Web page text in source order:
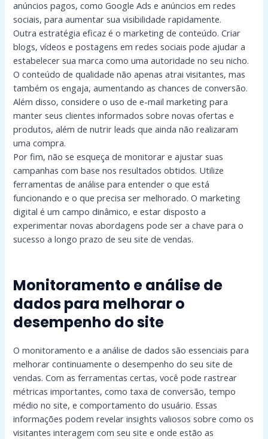
anúncios pagos, como Google Ads e anúncios em redes
sociais, para aumentar sua visibilidade rapidamente.
Outra estratégia eficaz é o marketing de conteúdo. Criar
blogs, vídeos e postagens em redes sociais pode ajudar a
estabelecer sua marca como uma autoridade no seu nicho.
O conteúdo de qualidade não apenas atrai visitantes, mas
também os engaja, aumentando as chances de conversão.
Além disso, considere o uso de e-mail marketing para
manter seus clientes informados sobre novas ofertas e
produtos, além de nutrir leads que ainda não realizaram
uma compra.
Por fim, não se esqueça de monitorar e ajustar suas
campanhas com base nos resultados obtidos. Utilize
ferramentas de análise para entender o que está
funcionando e o que precisa ser melhorado. O marketing
digital é um campo dinâmico, e estar disposto a
experimentar novas abordagens pode ser a chave para o
sucesso a longo prazo de seu site de vendas.
Monitoramento e análise de
dados para melhorar o
desempenho do site
O monitoramento e a análise de dados são essenciais para
melhorar continuamente o desempenho do seu site de
vendas. Com as ferramentas certas, você pode rastrear
métricas importantes, como taxa de conversão, tempo
médio no site, e comportamento do usuário. Essas
informações podem revelar insights valiosos sobre como os
visitantes interagem com seu site e onde estão as